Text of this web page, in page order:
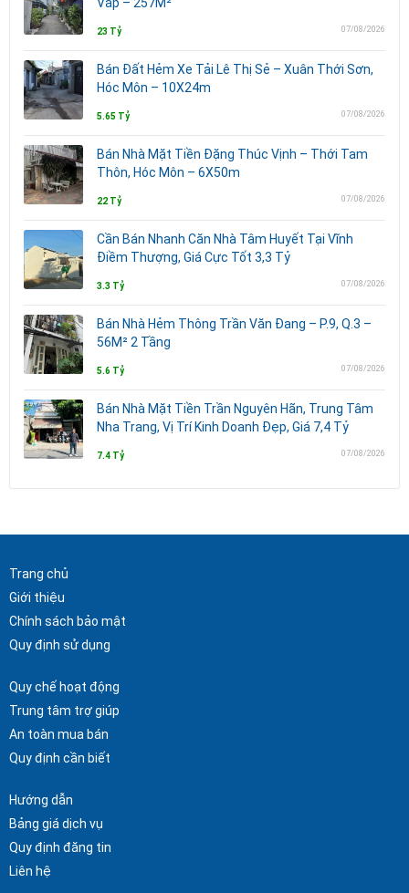
23 Tỷ 07/08/2026
Bán Đất Hẻm Xe Tải Lê Thị Sẻ – Xuân Thới Sơn,
Hóc Môn – 10X24m
5.65 Tỷ 07/08/2026
Bán Nhà Mặt Tiền Đặng Thúc Vịnh – Thới Tam
Thôn, Hóc Môn – 6X50m
22 Tỷ 07/08/2026
Cần Bán Nhanh Căn Nhà Tâm Huyết Tại Vĩnh
Điềm Thượng, Giá Cực Tốt 3,3 Tỷ
3.3 Tỷ 07/08/2026
Bán Nhà Hẻm Thông Trần Văn Đang – P.9, Q.3 –
56M² 2 Tầng
5.6 Tỷ 07/08/2026
Bán Nhà Mặt Tiền Trần Nguyên Hãn, Trung Tâm
Nha Trang, Vị Trí Kinh Doanh Đẹp, Giá 7,4 Tỷ
7.4 Tỷ 07/08/2026
Trang chủ
Giới thiệu
Chính sách bảo mật
Quy định sử dụng
Quy chế hoạt động
Trung tâm trợ giúp
An toàn mua bán
Quy định cần biết
Hướng dẫn
Bảng giá dịch vụ
Quy định đăng tin
Liên hệ